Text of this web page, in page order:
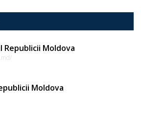
Republicii Moldova
Moldova